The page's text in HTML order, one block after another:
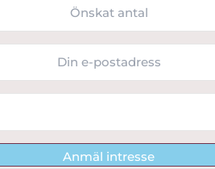
Anmäl intresse